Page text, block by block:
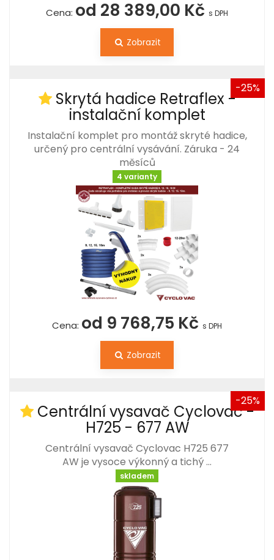
Cena: od 28 389,00 Kč s DPH
Zobrazit
-25%
Skrytá hadice Retraflex -
instalační komplet
Instalační komplet pro montáž skryté hadice,
určený pro centrální vysávání. Záruka - 24
měsíců
4 varianty
Cena: od 9 768,75 Kč s DPH
Zobrazit
-25%
Centrální vysavač Cyclovac -
H725 - 677 AW
Centrální vysavač Cyclovac H725 677
AW je vysoce výkonný a tichý …
skladem